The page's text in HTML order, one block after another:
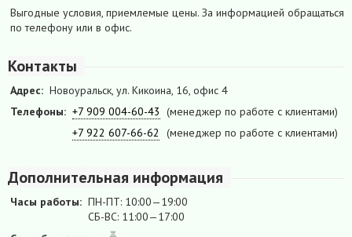
Выгодные условия, приемлемые цены. За информацией обращаться
по телефону или в офис.
Контакты
Адрес: Новоуральск, ул. Кикоина, 16, офис 4
Телефоны: +7 909 004-60-43 (менеджер по работе с клиентами)
+7 922 607-66-62
(менеджер по работе с клиентами)
Дополнительная информация
Часы работы: ПН-ПТ: 10:00—19:00
СБ-ВС: 11:00—17:00